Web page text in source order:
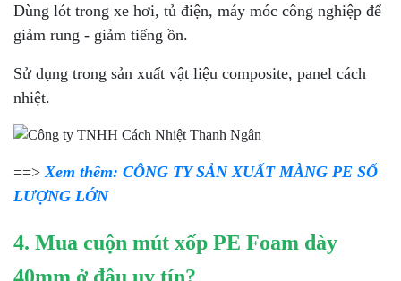
Dùng lót trong xe hơi, tủ điện, máy móc công nghiệp để
giảm rung - giảm tiếng ồn.
Sử dụng trong sản xuất vật liệu composite, panel cách
nhiệt.
==> Xem thêm: CÔNG TY SẢN XUẤT MÀNG PE SỐ
LƯỢNG LỚN
4. Mua cuộn mút xốp PE Foam dày